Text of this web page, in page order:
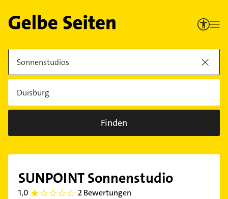
Finden
SUNPOINT Sonnenstudio
1,0 1.0 2 Bewertungen